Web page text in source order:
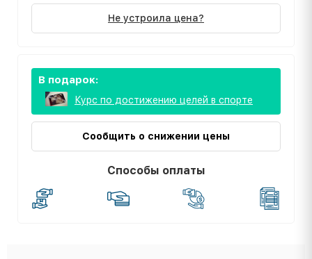
Не устроила цена?
В подарок:
Курс по достижению целей в спорте
Сообщить о снижении цены
Способы оплаты